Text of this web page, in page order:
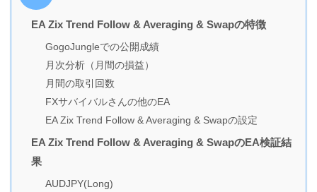
EA Zix Trend Follow & Averaging & Swapの特徴
GogoJungleでの公開成績
月次分析（月間の損益）
月間の取引回数
FXサバイバルさんの他のEA
EA Zix Trend Follow & Averaging & Swapの設定
EA Zix Trend Follow & Averaging & SwapのEA検証結
果
AUDJPY(Long)